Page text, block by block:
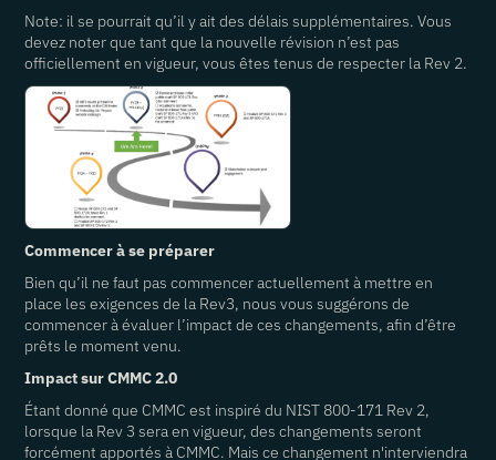
Note: il se pourrait qu’il y ait des délais supplémentaires. Vous
devez noter que tant que la nouvelle révision n’est pas
officiellement en vigueur, vous êtes tenus de respecter la Rev 2.
Commencer à se préparer
Bien qu’il ne faut pas commencer actuellement à mettre en
place les exigences de la Rev3, nous vous suggérons de
commencer à évaluer l’impact de ces changements, afin d’être
prêts le moment venu.
Impact sur CMMC 2.0
Étant donné que CMMC est inspiré du NIST 800-171 Rev 2,
lorsque la Rev 3 sera en vigueur, des changements seront
forcément apportés à CMMC. Mais ce changement n'interviendra